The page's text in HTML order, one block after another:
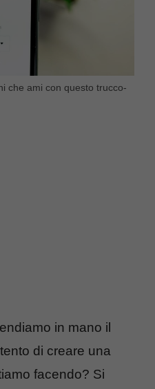
che ami con questo trucco-
in mano il
di creare una
facendo? Si